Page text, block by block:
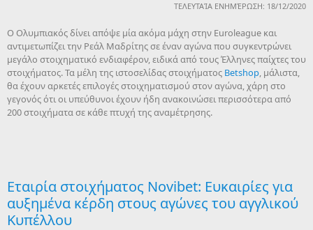
ΤΕΛΕΥΤΑΊΑ ΕΝΗΜΈΡΩΣΗ: 18/12/2020
Ο Ολυμπιακός δίνει απόψε μία ακόμα μάχη στην Euroleague και
αντιμετωπίζει την Ρεάλ Μαδρίτης σε έναν αγώνα που συγκεντρώνει
μεγάλο στοιχηματικό ενδιαφέρον, ειδικά από τους Έλληνες παίχτες του
στοιχήματος. Τα μέλη της ιστοσελίδας στοιχήματος Betshop, μάλιστα,
θα έχουν αρκετές επιλογές στοιχηματισμού στον αγώνα, χάρη στο
γεγονός ότι οι υπεύθυνοι έχουν ήδη ανακοινώσει περισσότερα από
200 στοιχήματα σε κάθε πτυχή της αναμέτρησης.
Εταιρία στοιχήματος Novibet: Ευκαιρίες για
αυξημένα κέρδη στους αγώνες του αγγλικού
Κυπέλλου